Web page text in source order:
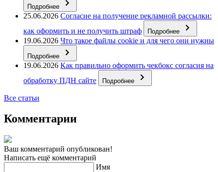
Подробнее
25.06.2026 Согласие на получение рекламной рассылки:
как оформить и не получить штраф
Подробнее
19.06.2026 Что такое файлы cookie и для чего они нужны
Подробнее
19.06.2026 Как правильно оформить чекбокс согласия на
обработку ПДН сайте
Подробнее
Все статьи
Комментарии
Ваш комментарий опубликован!
Написать ещё комментарий
Имя